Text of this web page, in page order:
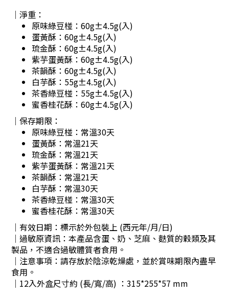
｜淨重：
原味綠豆椪： 60g±4.5g(入)
蛋黃酥： 60g±4.5g(入)
琉金酥： 60g±4.5g(入)
紫芋蛋黃酥： 60g±4.5g(入)
茶韻酥： 60g±4.5g(入)
白芋酥：55g±4.5g(入)
茶香綠豆椪：55g±4.5g(入)
蜜香桂花酥：60g±4.5g(入)
｜保存期限：
原味綠豆椪： 常溫30天
蛋黃酥： 常溫21天
琉金酥： 常溫21天
紫芋蛋黃酥： 常溫21天
茶韻酥： 常溫21天
白芋酥： 常溫30天
茶香綠豆椪： 常溫30天
蜜香桂花酥： 常溫30天
｜有效日期：標示於外包裝上 (西元年/月/日)
｜過敏原資訊：本產品含蛋、奶、芝麻、麩質的穀類及其
製品，不適合過敏體質者食用。
｜注意事項：請存放於陰涼乾燥處，並於賞味期限內盡早
食用。
｜ 12入外盒尺寸約 (長/寬/高) ：315*255*57 mm